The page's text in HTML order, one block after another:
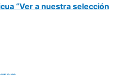
“Ver a nuestra selección